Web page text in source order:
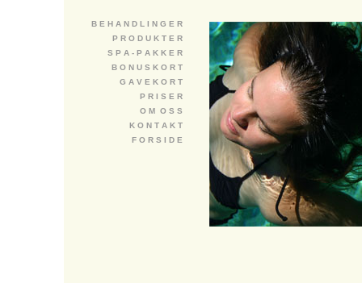
B E H A N D L I N G E R
P R O D U K T E R
S P A - P A K K E R
B O N U S K O R T
G A V E K O R T
P R I S E R
O M O S S
K O N T A K T
F O R S I D E